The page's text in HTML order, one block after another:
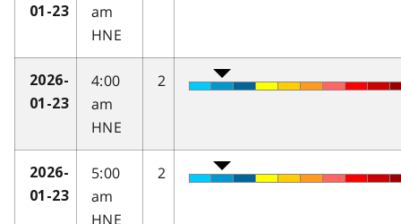
01-23
am
HNE
2026-
01-23
4:00
am
HNE
2
2026-
01-23
5:00
am
HNE
2